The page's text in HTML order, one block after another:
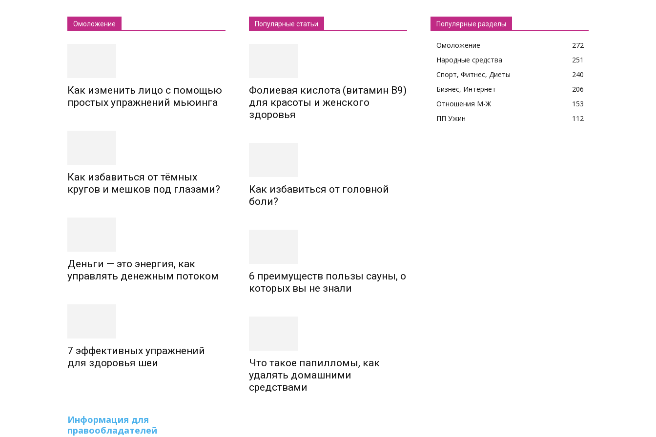
Омоложение
Как изменить лицо с помощью
простых упражнений мьюинга
Как избавиться от тёмных
кругов и мешков под глазами?
Деньги — это энергия, как
управлять денежным потоком
7 эффективных упражнений
для здоровья шеи
Информация для
правообладателей
Популярные статьи
Фолиевая кислота (витамин В9)
для красоты и женского
здоровья
Как избавиться от головной
боли?
6 преимуществ пользы сауны, о
которых вы не знали
Что такое папилломы, как
удалять домашними
средствами
Популярные разделы
Омоложение
272
Народные средства
251
Спорт, Фитнес, Диеты
240
Бизнес, Интернет
206
Отношения М-Ж
153
ПП Ужин
112